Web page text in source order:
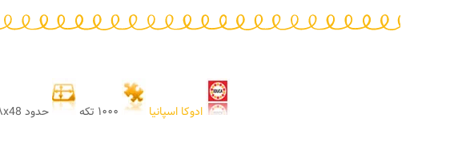
ادوکا اسپانیا حدود ۶۸x48 سانتی متر